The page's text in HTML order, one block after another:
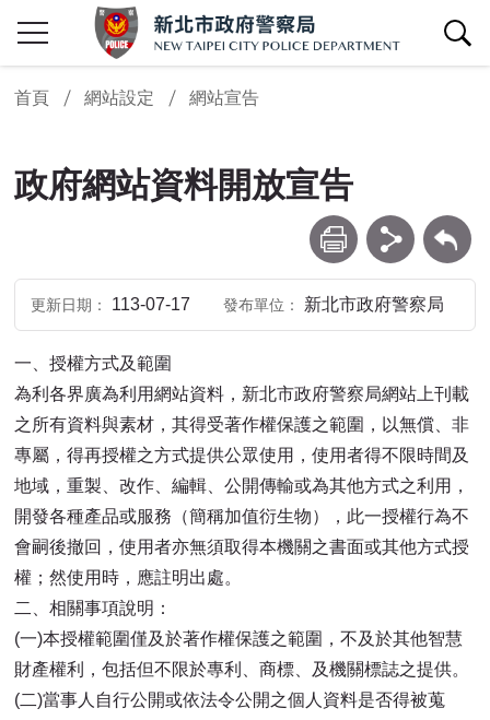
查詢區開關
首頁 網站設定 網站宣告
政府網站資料開放宣告
列印 分享 回上一頁
更新日期 113-07-17 發布單位 新北市政府警察局
一、授權方式及範圍
為利各界廣為利用網站資料，新北市政府警察局網站上刊載
之所有資料與素材，其得受著作權保護之範圍，以無償、非
專屬，得再授權之方式提供公眾使用，使用者得不限時間及
地域，重製、改作、編輯、公開傳輸或為其他方式之利用，
開發各種產品或服務（簡稱加值衍生物），此一授權行為不
會嗣後撤回，使用者亦無須取得本機關之書面或其他方式授
權；然使用時，應註明出處。
二、相關事項說明：
(一)本授權範圍僅及於著作權保護之範圍，不及於其他智慧
財產權利，包括但不限於專利、商標、及機關標誌之提供。
(二)當事人自行公開或依法令公開之個人資料是否得被蒐